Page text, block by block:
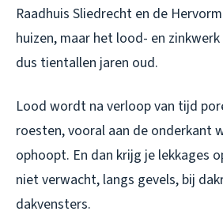
Raadhuis Sliedrecht en de
huizen, maar het lood- en
dus tientallen jaren oud.
Lood wordt na verloop van tijd
roesten, vooral aan de onderkant
ophoopt. En dan krijg je lekkages
niet verwacht, langs gevels, bij
dakvensters.